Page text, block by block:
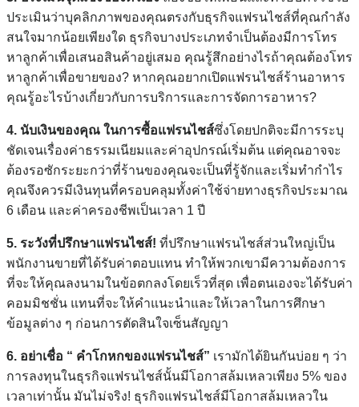
ประเมินว่าบุคลิกภาพของคุณตรงกับธุรกิจแฟรนไชส์ที่คุณกำลัง
สนใจมากน้อยเพียงใด ธุรกิจบางประเภทจำเป็นต้องมีการโทร
หาลูกค้าเพื่อเสนอสินค้าอยู่เสมอ คุณรู้สึกอย่างไรถ้าคุณต้องโทร
หาลูกค้าเพื่อขายของ? หากคุณอยากเปิดแฟรนไชส์ร้านอาหาร
คุณรู้อะไรบ้างเกี่ยวกับการบริการและการจัดการอาหาร?
4. นับเงินของคุณ ในการซื้อแฟรนไชส์ซึ่งโดยปกติจะมีการระบุ
ชัดเจนเรื่องค่าธรรมเนียมและค่าอุปกรณ์เริ่มต้น แต่คุณอาจจะ
ต้องรอซักระยะกว่าที่ร้านของคุณจะเป็นที่รู้จักและเริ่มทำกำไร
คุณจึงควรมีเงินทุนที่ครอบคลุมทั้งค่าใช้จ่ายทางธุรกิจประมาณ
6 เดือน และค่าครองชีพเป็นเวลา 1 ปี
5. ระวังที่ปรึกษาแฟรนไชส์! ที่ปรึกษาแฟรนไชส์ส่วนใหญ่เป็น
พนักงานขายที่ได้รับค่าตอบแทน ทำให้พวกเขามีความต้องการ
ที่จะให้คุณลงนามในข้อตกลงโดยเร็วที่สุด เพื่อตนเองจะได้รับค่า
คอมมิชชั่น แทนที่จะให้คำแนะนำและให้เวลาในการศึกษา
ข้อมูลต่าง ๆ ก่อนการตัดสินใจเซ็นสัญญา
6. อย่าเชื่อ “ คำโกหกของแฟรนไชส์” เรามักได้ยินกันบ่อย ๆ ว่า
การลงทุนในธุรกิจแฟรนไชส์นั้นมีโอกาสล้มเหลวเพียง 5% ของ
เวลาเท่านั้น มันไม่จริง! ธุรกิจแฟรนไชส์มีโอกาสล้มเหลวใน